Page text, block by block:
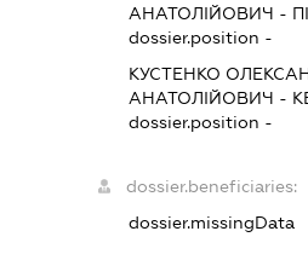
АНАТОЛІЙОВИЧ -
dossier.position -
КУСТЕНКО
АНАТОЛІЙОВИЧ -
dossier.position -
dossier.beneficiaries:
dossier.missingData